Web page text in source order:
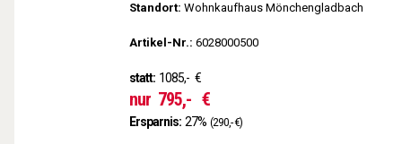
Standort: Wohnkaufhaus Mönchengladbach
Artikel-Nr.: 6028000500
statt: 1085,- €
nur 795,- €
Ersparnis: 27% (290,- €)